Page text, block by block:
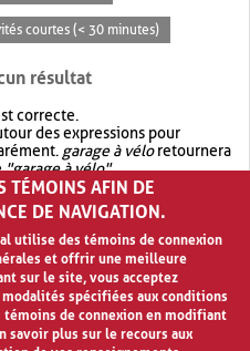
courtes (< 30 minutes)
résultat
correcte.
des expressions pour
garage à véloretournera
"garage à vélo".
avec OR.garage OR vélo
quegarage à vélo
TÉMOINS AFIN DE
DE NAVIGATION.
utilise des témoins de connexion
et offrir une meilleure
sur le site, vous acceptez
spécifiées aux conditions
de connexion en modifiant
savoir plus sur le recours aux